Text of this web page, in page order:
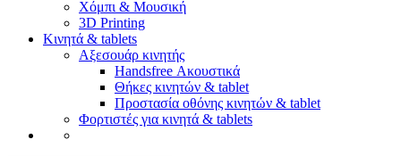
Χόμπι & Μουσική
3D Printing
Κινητά & tablets
Αξεσουάρ κινητής
Handsfree Ακουστικά
Θήκες κινητών & tablet
Προστασία οθόνης κινητών & tablet
Φορτιστές για κινητά & tablets